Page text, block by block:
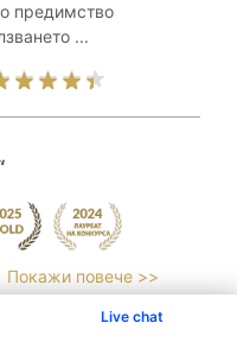
Live chat
предимство
...
Покажи повече >>